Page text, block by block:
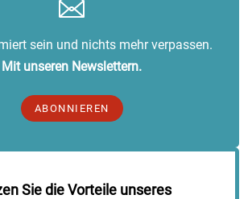
sein und nichts mehr verpassen.
Mit unseren Newslettern.
ABONNIEREN
Sie die Vorteile unseres